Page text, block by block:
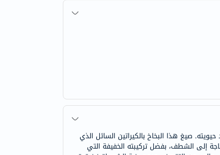
صيغ هذا البخاخ بالكيراتين السائل الذي
إلى الشطف، بفضل تركيبته الخفيفة التي